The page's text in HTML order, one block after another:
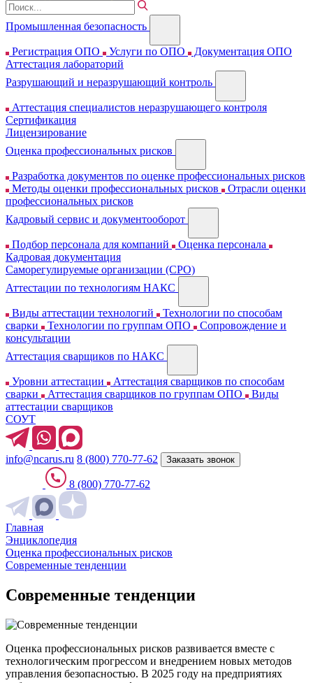
Промышленная безопасность
Регистрация ОПО Услуги по ОПО
Документация ОПО
Аттестация лабораторий
Разрушающий и неразрушающий контроль
Аттестация специалистов неразрушающего контроля
Сертификация
Лицензирование
Оценка профессиональных рисков
Разработка документов по оценке профессиональных рисков
Методы оценки профессиональных рисков
Отрасли оценки
профессиональных рисков
Кадровый сервис и документооборот
Подбор персонала для компаний
Оценка персонала
Кадровая документация
Cаморегулируемые организации (СРО)
Аттестации по технологиям НАКС
Виды аттестации технологий
Технологии по способам
сварки
Технологии по группам ОПО
Сопровождение и
консультации
Аттестация сварщиков по НАКС
Уровни аттестации
Аттестация сварщиков по способам
сварки
Аттестация сварщиков по группам ОПО
Виды
аттестации сварщиков
СОУТ
info@ncarus.ru 8 (800) 770-77-62 Заказать звонок
8 (800) 770-77-62
Главная
Энциклопедия
Оценка профессиональных рисков
Современные тенденции
Современные тенденции
Оценка профессиональных рисков развивается вместе с
технологическим прогрессом и внедрением новых методов
управления безопасностью. В 2025 году на предприятиях